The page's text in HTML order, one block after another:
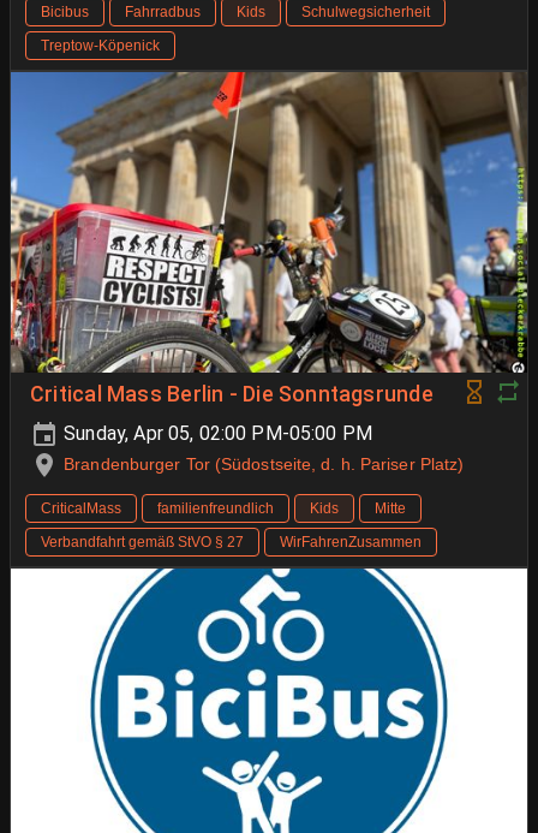
Bicibus Fahrradbus Kids
Schulwegsicherheit
Treptow-Köpenick
Critical Mass Berlin - Die Sonntagsrunde
Sunday, Apr 05, 02:00 PM-05:00 PM
Brandenburger Tor (Südostseite, d. h. Pariser Platz)
CriticalMass familienfreundlich Kids
Mitte
Verbandfahrt gemäß StVO § 27
WirFahrenZusammen